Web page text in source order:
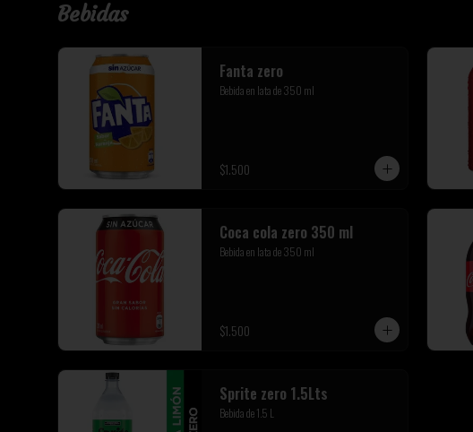
Bebidas
Fanta zero
Bebida en lata de 350 ml
$1.500
Coca cola zero 350 ml
Bebida en lata de 350 ml
$1.500
Sprite zero 1.5Lts
Bebida de 1.5 L